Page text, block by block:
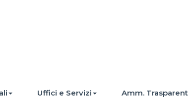
Uffici e Servizi Amm.